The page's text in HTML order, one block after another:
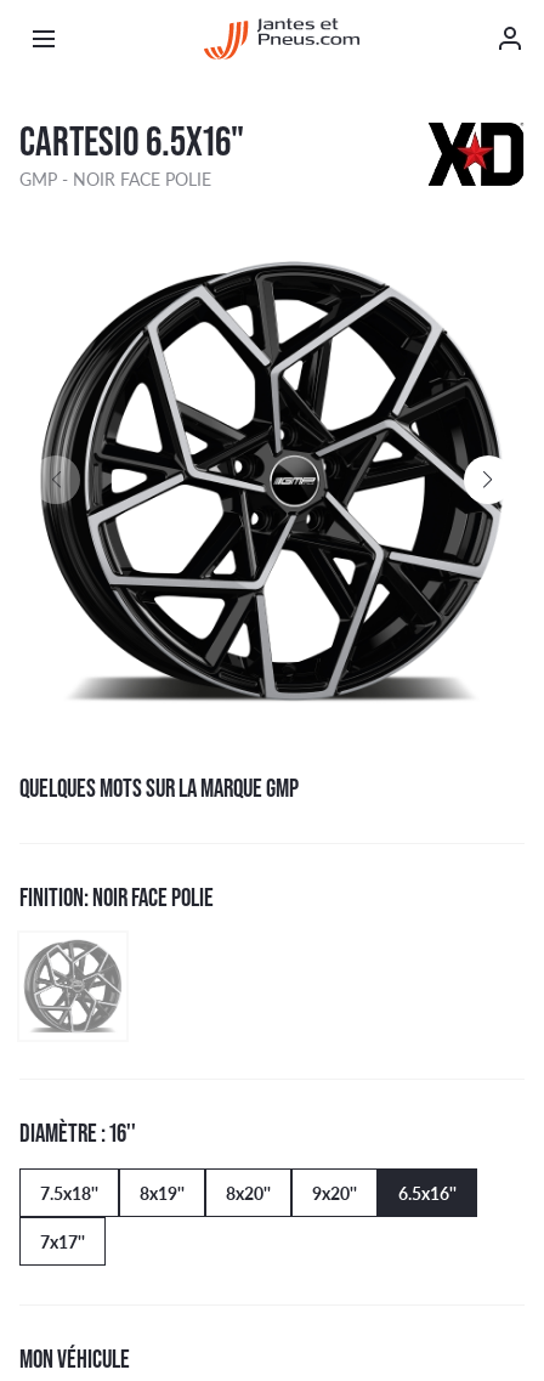
CARTESIO 6.5X16"
GMP - NOIR FACE POLIE
QUELQUES MOTS SUR LA MARQUE GMP
FINITION: NOIR FACE POLIE
DIAMÈTRE : 16''
7.5x18'' 8x19'' 8x20'' 9x20''
6.5x16''
7x17''
MON VÉHICULE